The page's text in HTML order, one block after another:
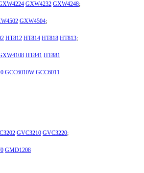
GXW4232 GXW4248;
GXW4504;
HT812 HT814 HT818 HT813;
HT841 HT881
GCC6010W GCC6011
GVC3210 GVC3220;
GMD1208